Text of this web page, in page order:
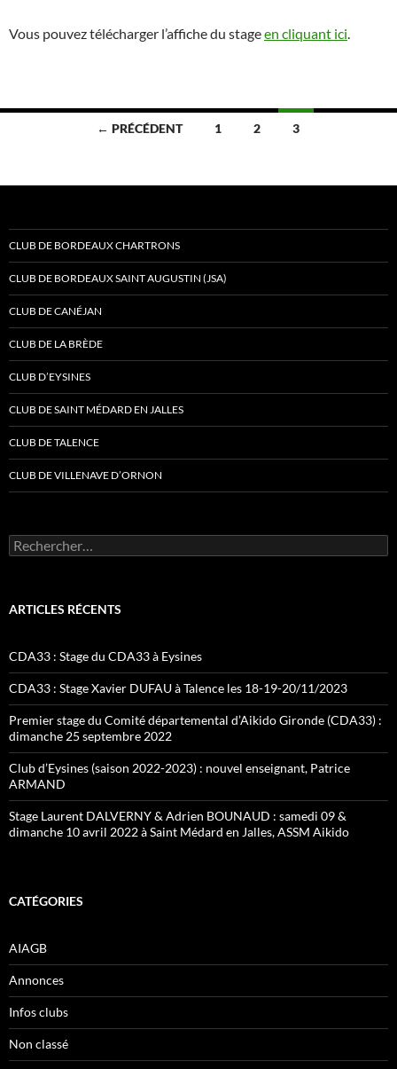
Vous pouvez télécharger l’affiche du stageen cliquant ici.
Navigation
articles
← PRÉCÉDENT 1 2 3
CLUB DE BORDEAUX CHARTRONS
CLUB DE BORDEAUX SAINT AUGUSTIN (JSA)
CLUB DE CANÉJAN
CLUB DE LA BRÈDE
CLUB D’EYSINES
CLUB DE SAINT MÉDARD EN JALLES
CLUB DE TALENCE
CLUB DE VILLENAVE D’ORNON
Rechercher :
ARTICLES RÉCENTS
CDA33 : Stage du CDA33 à Eysines
CDA33 : Stage Xavier DUFAU à Talence les 18-19-20/11/2023
Premier stage du Comité départemental d’Aikido Gironde (CDA33) :
dimanche 25 septembre 2022
Club d’Eysines (saison 2022-2023) : nouvel enseignant, Patrice
ARMAND
Stage Laurent DALVERNY & Adrien BOUNAUD : samedi 09 &
dimanche 10 avril 2022 à Saint Médard en Jalles, ASSM Aikido
CATÉGORIES
AIAGB
Annonces
Infos clubs
Non classé